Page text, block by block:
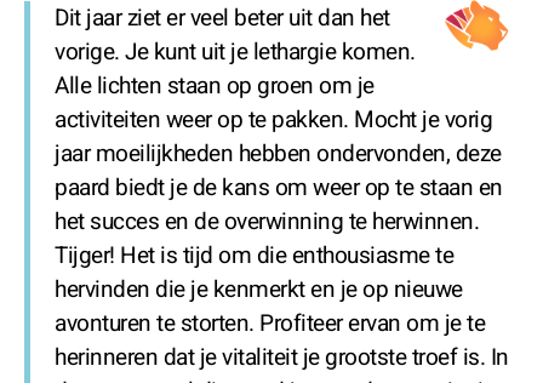
Dit jaar ziet er veel beter uit dan het
vorige. Je kunt uit je lethargie komen.
Alle lichten staan op groen om je
activiteiten weer op te pakken. Mocht je vorig
jaar moeilijkheden hebben ondervonden, deze
paard biedt je de kans om weer op te staan en
het succes en de overwinning te herwinnen.
Tijger! Het is tijd om die enthousiasme te
hervinden die je kenmerkt en je op nieuwe
avonturen te storten. Profiteer ervan om je te
herinneren dat je vitaliteit je grootste troef is. In